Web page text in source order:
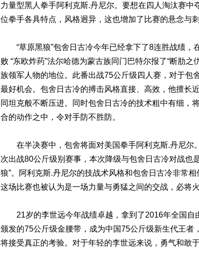
力量型黑人拳手阿利克斯.丹尼尔。要想在四人淘汰赛中
位拳手各具特点，风格迥异，这也增加了比赛的悬念与刺
“草原黑狼”包舍日古冷今年已经拿下了8连胜战绩，
败 “东欧炸药”法尔哈德为蒙古族同门巴特尔报了“断肋
族领军人物的地位。此番出战75公斤级四人赛，对于包
最好机会。包舍日古冷的搏击风格直接、高效，他擅长
同坦克般不断压进。同时包舍日古冷的技术粗中有细，
合的动作之中，令对手防不胜防。
在半决赛中，包舍将面对美国拳手阿利克斯.丹尼尔
次出战80公斤级别赛事，本次降级与包舍日古冷对战也
狼”。阿利克斯.丹尼尔的技战术风格和包舍日古冷非常
这场比赛也被认为是一场力量与勇猛之间的交战，必将火
21岁的李世远今年战绩卓越，拿到了2016年全国自
颁发的75公斤级金腰带，成为中国75公斤级新生代王者
将接受真正的考验。对于年轻的李世远来说，勇气和敢